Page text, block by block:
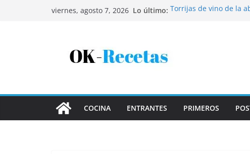
viernes, agosto 7, 2026 Lo último: Torrijas de vino de la
COCINA ENTRANTES PRIMEROS